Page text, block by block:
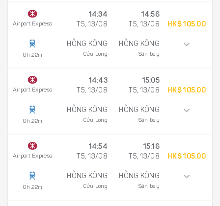
Airport Express
0h 22m
14:34
T5, 13/08
HỒNG KÔNG
Cửu Long
14:56
T5, 13/08
HỒNG KÔNG
Sân bay
HK$ 105.00
Airport Express
0h 22m
14:43
T5, 13/08
HỒNG KÔNG
Cửu Long
15:05
T5, 13/08
HỒNG KÔNG
Sân bay
HK$ 105.00
Airport Express
0h 22m
14:54
T5, 13/08
HỒNG KÔNG
Cửu Long
15:16
T5, 13/08
HỒNG KÔNG
Sân bay
HK$ 105.00